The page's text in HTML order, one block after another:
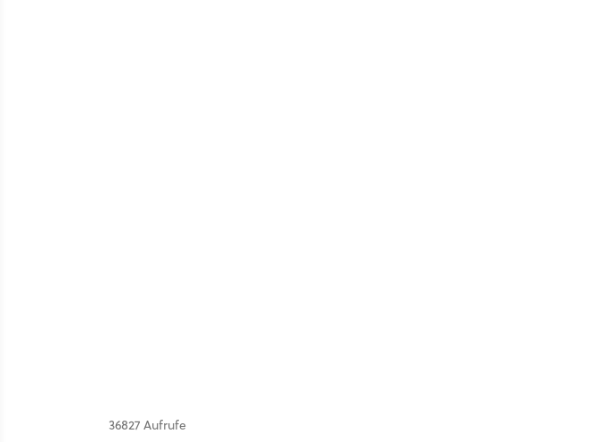
36827 Aufrufe